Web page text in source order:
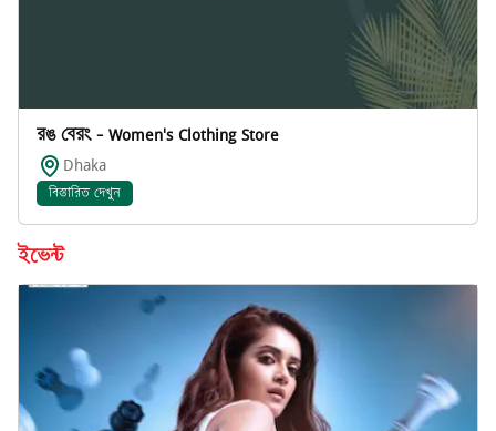
রঙ বেরং - Women's Clothing Store
Dhaka
বিস্তারিত দেখুন
ইভেন্ট